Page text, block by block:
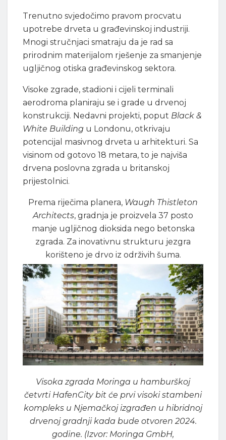
Trenutno svjedočimo pravom procvatu
upotrebe drveta u građevinskoj industriji.
Mnogi stručnjaci smatraju da je rad sa
prirodnim materijalom rješenje za smanjenje
ugljičnog otiska građevinskog sektora.
Visoke zgrade, stadioni i cijeli terminali
aerodroma planiraju se i grade u drvenoj
konstrukciji. Nedavni projekti, poput Black &
White Building u Londonu, otkrivaju
potencijal masivnog drveta u arhitekturi. Sa
visinom od gotovo 18 metara, to je najviša
drvena poslovna zgrada u britanskoj
prijestolnici.
Prema riječima planera, Waugh Thistleton
Architects, gradnja je proizvela 37 posto
manje ugljičnog dioksida nego betonska
zgrada. Za inovativnu strukturu jezgra
korišteno je drvo iz održivih šuma.
Visoka zgrada Moringa u hamburškoj
četvrti HafenCity bit će prvi visoki stambeni
kompleks u Njemačkoj izgrađen u hibridnoj
drvenoj gradnji kada bude otvoren 2024.
godine. (Izvor: Moringa GmbH,